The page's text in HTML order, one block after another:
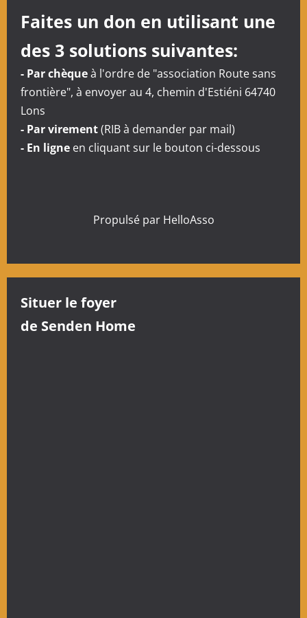
Faites un don en utilisant une
des 3 solutions suivantes:
- Par chèqueà l'ordre de "association Route sans
frontière", à envoyer au 4, chemin d'Estiéni 64740
Lons
- Par virement(RIB à demander par mail)
- En ligne en cliquant sur le bouton ci-dessous
Propulsé par HelloAsso
Situer le foyer
de Senden Home